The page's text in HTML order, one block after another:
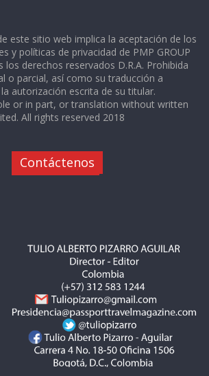
este sitio web implica la aceptación de los
y políticas de privacidad de PMP GROUP
los derechos reservados D.R.A. Prohibida
o parcial, así como su traducción a
autorización escrita de su titular.
or in part, or translation without written
All rights reserved 2018
Contáctenos